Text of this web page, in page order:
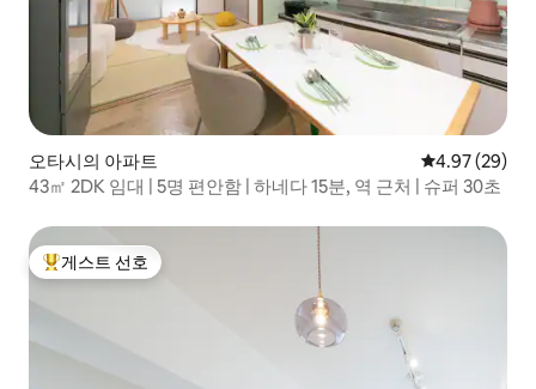
오타시의 아파트 평점 4.97점(5
4.97 (29)
43㎡ 2DK 임대 | 5명 편안함 | 하네다 15분, 역 근처 | 슈퍼 30초
상위 게스트 선호
게스트 선호